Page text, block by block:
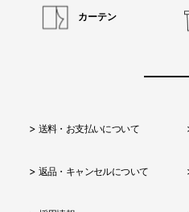
カーテン
送料・お支払いについて
返品・キャンセルについて